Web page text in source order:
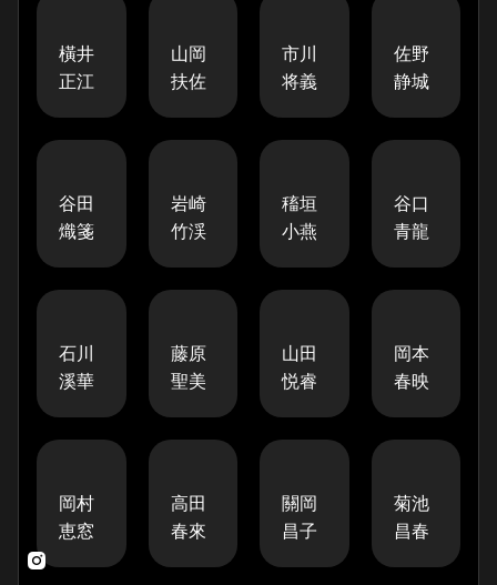
橫井
正江
山岡
扶佐
市川
将義
佐野
静城
谷田
熾箋
岩崎
竹渓
稸垣
小燕
谷口
青龍
石川
溪華
藤原
聖美
山田
悦睿
岡本
春映
岡村
恵窓
高田
春來
關岡
昌子
菊池
昌春
